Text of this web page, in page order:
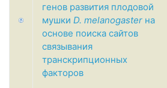
генов развития плодовой
мушки D. melanogaster на
основе поиска сайтов
связывания
транскрипционных
факторов